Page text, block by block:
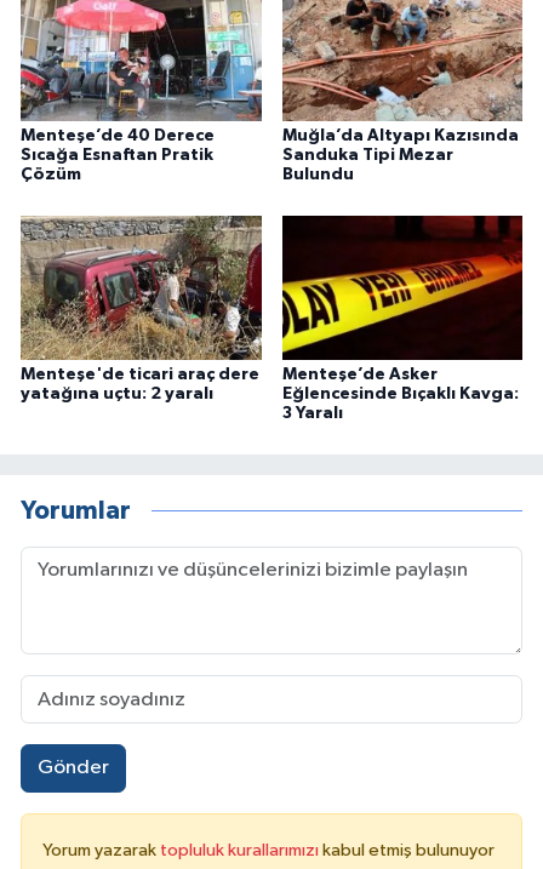
Menteşe’de 40 Derece
Sıcağa Esnaftan Pratik
Çözüm
Muğla’da Altyapı Kazısında
Sanduka Tipi Mezar
Bulundu
Menteşe'de ticari araç dere
yatağına uçtu: 2 yaralı
Menteşe’de Asker
Eğlencesinde Bıçaklı Kavga:
3 Yaralı
Yorumlar
Gönder
Yorum yazarak topluluk kurallarımızı kabul etmiş bulunuyor